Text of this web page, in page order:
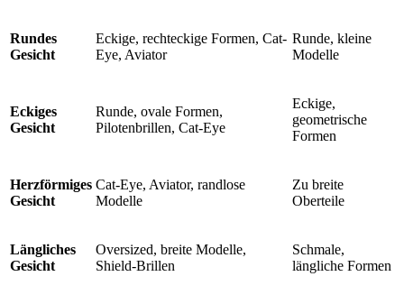
Rundes
Gesicht
Eckige, rechteckige Formen, Cat-
Eye, Aviator
Runde, kleine
Modelle
Eckiges
Gesicht
Runde, ovale Formen,
Pilotenbrillen, Cat-Eye
Eckige,
geometrische
Formen
Herzförmiges
Gesicht
Cat-Eye, Aviator, randlose
Modelle
Zu breite
Oberteile
Längliches
Gesicht
Oversized, breite Modelle,
Shield-Brillen
Schmale,
längliche Formen